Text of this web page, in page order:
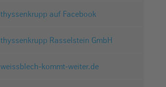
thyssenkrupp auf Facebook
thyssenkrupp Rasselstein GmbH
weissblech-kommt-weiter.de